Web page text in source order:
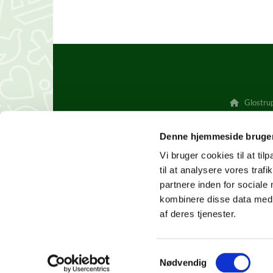
Denne hjemmeside
Vi bruger cookies til at
til at analysere vores
partnere inden for sociale
kombinere disse data
af deres tjenester.
a
Nødvendig
